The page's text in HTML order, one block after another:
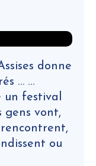
donne
… …
un festival
gens vont,
ou